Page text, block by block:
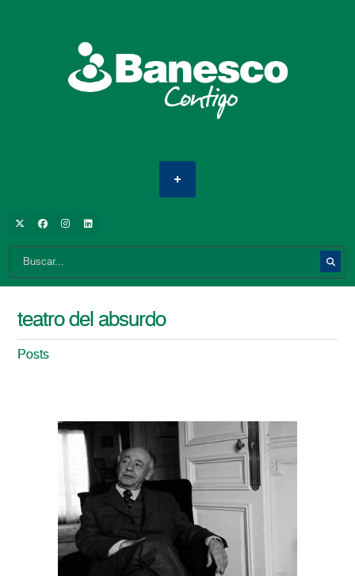
teatro del absurdo
Posts